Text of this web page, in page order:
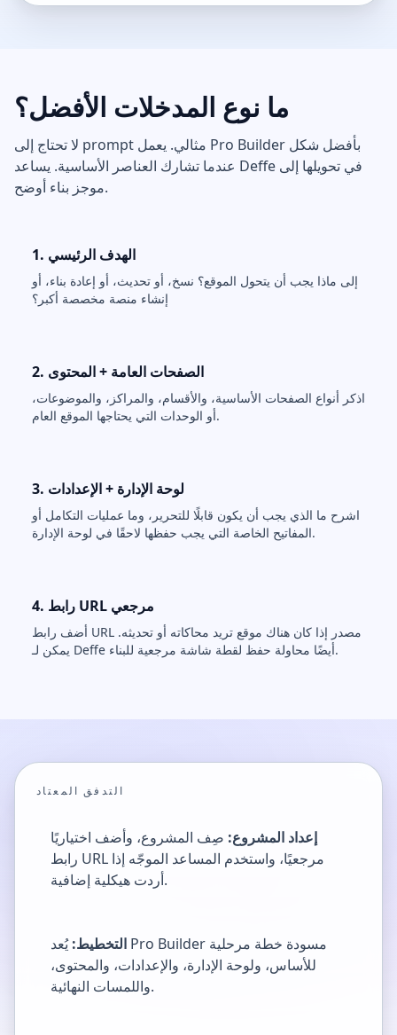
ما نوع المدخلات الأفضل؟
لا تحتاج إلى prompt مثالي. يعمل Pro Builder بأفضل شكل
عندما تشارك العناصر الأساسية. يساعد Deffe في تحويلها إلى
موجز بناء أوضح.
1. الهدف الرئيسي
إلى ماذا يجب أن يتحول الموقع؟ نسخ، أو تحديث، أو إعادة بناء، أو
إنشاء منصة مخصصة أكبر؟
2. الصفحات العامة + المحتوى
اذكر أنواع الصفحات الأساسية، والأقسام، والمراكز، والموضوعات،
أو الوحدات التي يحتاجها الموقع العام.
3. لوحة الإدارة + الإعدادات
اشرح ما الذي يجب أن يكون قابلًا للتحرير، وما عمليات التكامل أو
المفاتيح الخاصة التي يجب حفظها لاحقًا في لوحة الإدارة.
4. رابط URL مرجعي
أضف رابط URL مصدر إذا كان هناك موقع تريد محاكاته أو تحديثه.
يمكن لـ Deffe أيضًا محاولة حفظ لقطة شاشة مرجعية للبناء.
التدفق المعتاد
إعداد المشروع: صِف المشروع، وأضف اختياريًا
رابط URL مرجعيًا، واستخدم المساعد الموجّه إذا
أردت هيكلية إضافية.
التخطيط:يُعد Pro Builder مسودة خطة مرحلية
للأساس، ولوحة الإدارة، والإعدادات، والمحتوى،
واللمسات النهائية.